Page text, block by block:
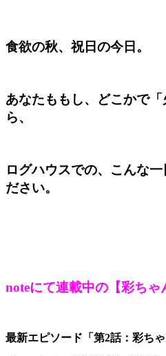
食欲の秋、祝日の今日。
あなたももし、どこかで
ら、
ログハウスでの、こんな
ださい。
noteにて連載中の【彩ちゃ
最新エピソード「第2話：彩ちゃ